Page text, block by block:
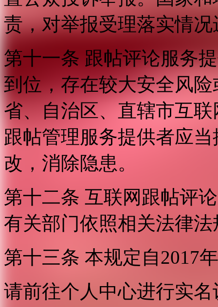
责，对举报受理落实情
第十一条 跟帖评论服务
到位，存在较大安全风
省、自治区、直辖市互
跟帖管理服务提供者应
改，消除隐患。
第十二条 互联网跟帖评
有关部门依照相关法律
第十三条 本规定自2017
请前往个人中心进行实名